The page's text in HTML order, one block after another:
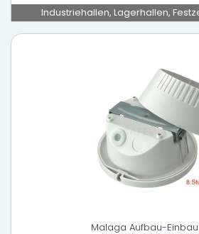
Industriehallen, Lagerhallen,
Malaga Aufbau-Einbau